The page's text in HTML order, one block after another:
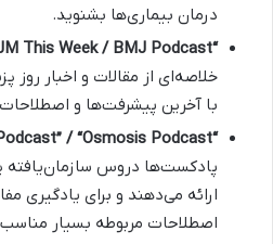
درمان بیماری‌ها بشنوید.
“NEJM This Week / BMJ Podcast”:
خلاصه‌ای از مقالات و اخبار روز
با آخرین پیشرفت‌ها و
“Lecturio Medical Podcast” / “Osmosis Podcast”:
پادکست‌ها دروس
ارائه می‌دهند و برای یادگیری
اصطلاحات مربوطه بسیار